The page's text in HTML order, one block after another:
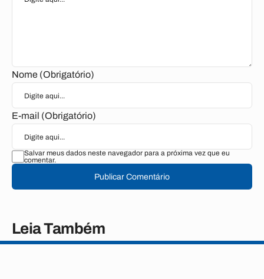
Nome (Obrigatório)
E-mail (Obrigatório)
Salvar meus dados neste navegador para a próxima vez que eu
comentar.
Publicar Comentário
Leia Também